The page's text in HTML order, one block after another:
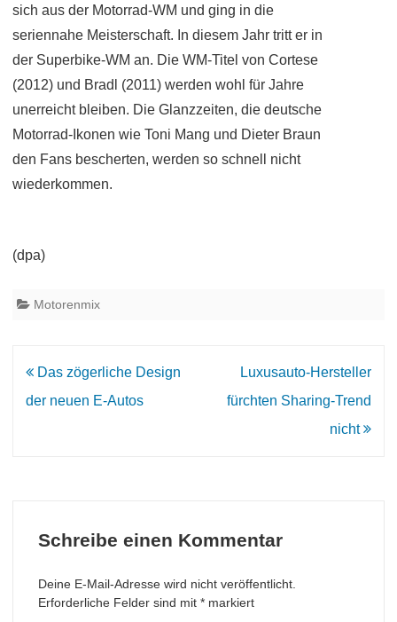
sich aus der Motorrad-WM und ging in die
seriennahe Meisterschaft. In diesem Jahr tritt er in
der Superbike-WM an. Die WM-Titel von Cortese
(2012) und Bradl (2011) werden wohl für Jahre
unerreicht bleiben. Die Glanzzeiten, die deutsche
Motorrad-Ikonen wie Toni Mang und Dieter Braun
den Fans bescherten, werden so schnell nicht
wiederkommen.
(dpa)
Motorenmix
Beitrags-
Navigation
Das zögerliche Design
der neuen E-Autos
Luxusauto-Hersteller
fürchten Sharing-Trend
nicht
Schreibe einen Kommentar
Deine E-Mail-Adresse wird nicht veröffentlicht.
Erforderliche Felder sind mit * markiert